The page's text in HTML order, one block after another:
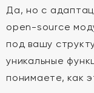
Да, но с
open-source
под вашу
уникальные
понимаете, как